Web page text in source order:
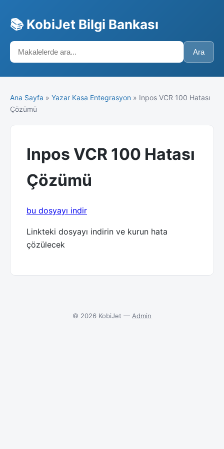
📚 KobiJet Bilgi Bankası
Ara
Ana Sayfa » Yazar Kasa Entegrasyon » Inpos VCR 100 Hatası
Çözümü
Inpos VCR 100 Hatası
Çözümü
bu dosyayı indir
Linkteki dosyayı indirin ve kurun hata
çözülecek
© 2026 KobiJet — Admin